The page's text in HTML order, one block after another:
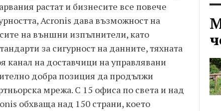
растат и бизнесите все повече
Acronis дава възможност на
на външни изпълнители, като
за сигурност на данните, тяхната
канал на доставчици на управлявани
добра позиция да продължи
мрежа. С 15 офиса по света и над
обхваща над 150 страни, което